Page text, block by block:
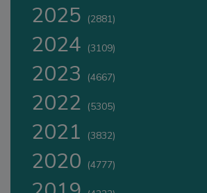
2025 (2881)
2024 (3109)
2023 (4667)
2022 (5305)
2021 (3832)
2020 (4777)